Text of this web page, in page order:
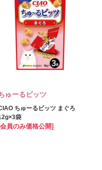
ゅーるビッツ
ちゅーるビッツ まぐろ
袋
員のみ価格公開]